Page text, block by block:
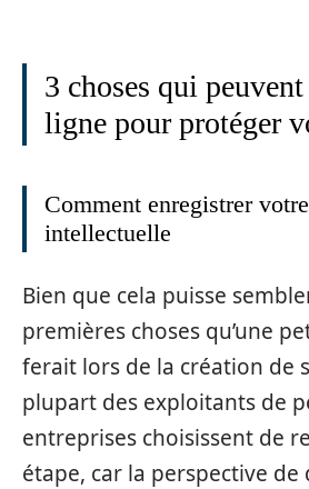
3 choses qui
ligne pour protéger
Comment enregistrer
intellectuelle
Bien que cela puisse
premières choses qu’une
ferait lors de la création de
plupart des exploitants de
entreprises choisissent de
étape, car la perspective